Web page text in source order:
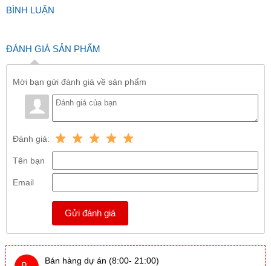
BÌNH LUẬN
ĐÁNH GIÁ SẢN PHẨM
Mời bạn gửi đánh giá về sản phẩm
Đánh giá:
Tên bạn
Email
Gửi đánh giá
Bán hàng dự án (8:00- 21:00)